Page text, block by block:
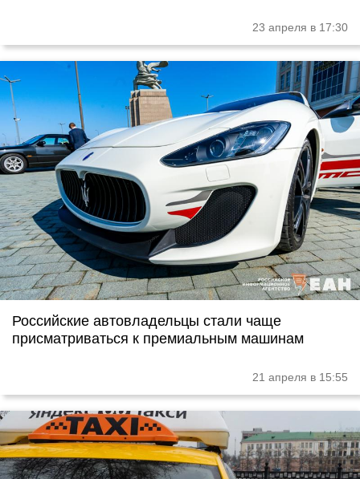
23 апреля в 17:30
Российские автовладельцы стали чаще
присматриваться к премиальным машинам
21 апреля в 15:55